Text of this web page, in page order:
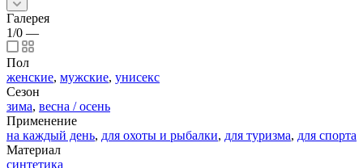
Галерея
1/0 —
Пол
женские, мужские, унисекс
Сезон
зима, весна / осень
Применение
на каждый день, для охоты и рыбалки, для туризма, для спорта
Материал
синтетика